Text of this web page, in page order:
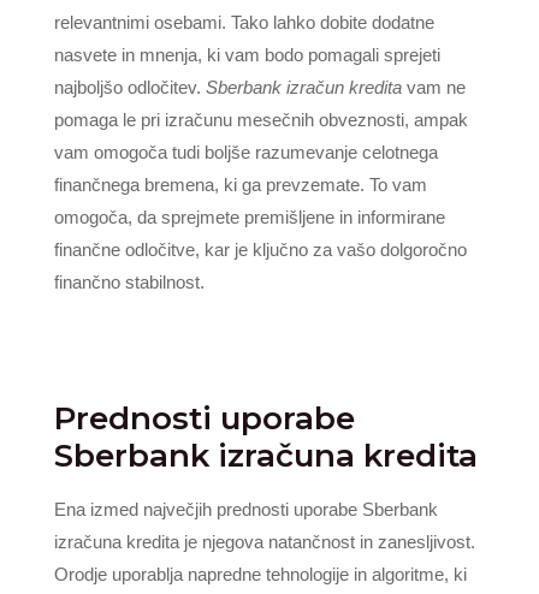
relevantnimi osebami. Tako lahko dobite dodatne
nasvete in mnenja, ki vam bodo pomagali sprejeti
najboljšo odločitev. Sberbank izračun kreditavam ne
pomaga le pri izračunu mesečnih obveznosti, ampak
vam omogoča tudi boljše razumevanje celotnega
finančnega bremena, ki ga prevzemate. To vam
omogoča, da sprejmete premišljene in informirane
finančne odločitve, kar je ključno za vašo dolgoročno
finančno stabilnost.
Prednosti uporabe
Sberbank izračuna kredita
Ena izmed največjih prednosti uporabe Sberbank
izračuna kredita je njegova natančnost in zanesljivost.
Orodje uporablja napredne tehnologije in algoritme, ki